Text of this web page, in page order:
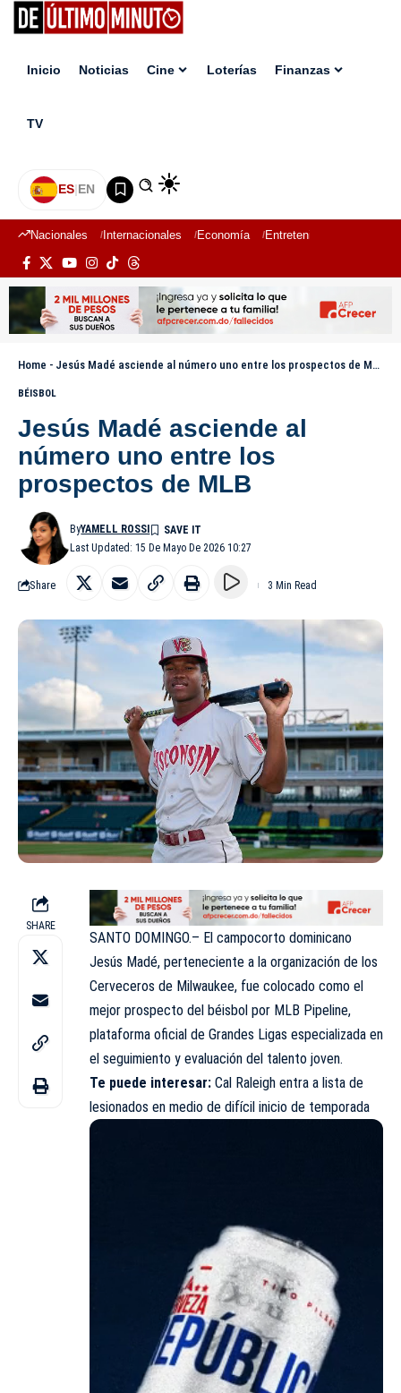
Inicio Noticias Cine Loterías Finanzas
TV
ES|EN
Nacionales Internacionales Economía Entretenimiento
Home - Jesús Madé asciende al número uno entre los prospectos de MLB
BÉISBOL
Jesús Madé asciende al
número uno entre los
prospectos de MLB
Last Updated: 15 De Mayo De 2026 10:27
ByYAMELL ROSSI
Share 3 Min Read
SHARE
SANTO DOMINGO.– El campocorto dominicano
Jesús Madé, perteneciente a la organización de los
Cerveceros de Milwaukee, fue colocado como el
mejor prospecto del béisbol por MLB Pipeline,
plataforma oficial de Grandes Ligas especializada en
el seguimiento y evaluación del talento joven.
Te puede interesar: Cal Raleigh entra a lista de
lesionados en medio de difícil inicio de temporada